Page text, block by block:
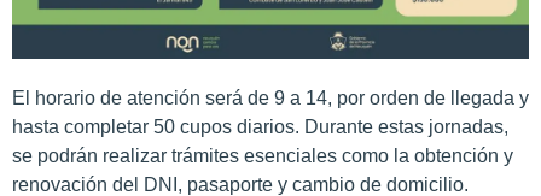
El horario de atención será de 9 a 14, por orden de llegada y
hasta completar 50 cupos diarios. Durante estas jornadas,
se podrán realizar trámites esenciales como la obtención y
renovación del DNI, pasaporte y cambio de domicilio.